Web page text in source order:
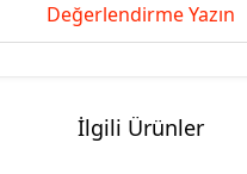
Değerlendirme Yazın
İlgili Ürünler